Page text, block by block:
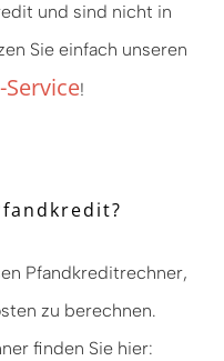
und sind nicht in
Sie einfach unseren
Service!
Pfandkreditrechner,
zu berechnen.
finden Sie hier: